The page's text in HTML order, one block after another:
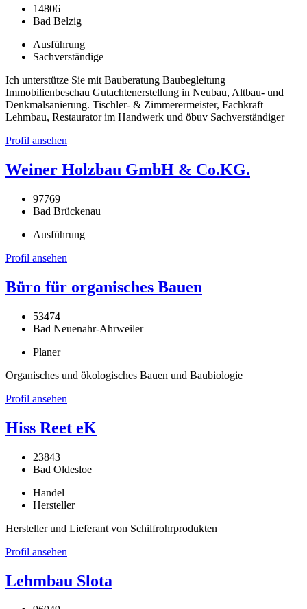
14806
Bad Belzig
Ausführung
Sachverständige
Ich unterstütze Sie mit Bauberatung Baubegleitung
Immobilienbeschau Gutachtenerstellung in Neubau, Altbau- und
Denkmalsanierung. Tischler- & Zimmerermeister, Fachkraft
Lehmbau, Restaurator im Handwerk und öbuv Sachverständiger
Profil ansehen
Weiner Holzbau GmbH & Co.KG.
97769
Bad Brückenau
Ausführung
Profil ansehen
Büro für organisches Bauen
53474
Bad Neuenahr-Ahrweiler
Planer
Organisches und ökologisches Bauen und Baubiologie
Profil ansehen
Hiss Reet eK
23843
Bad Oldesloe
Handel
Hersteller
Hersteller und Lieferant von Schilfrohrprodukten
Profil ansehen
Lehmbau Slota